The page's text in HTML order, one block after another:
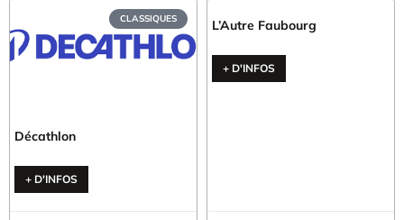
CLASSIQUES
Décathlon
+ D'INFOS
L’Autre Faubourg
+ D'INFOS